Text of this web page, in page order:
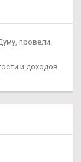
провели.
и доходов.